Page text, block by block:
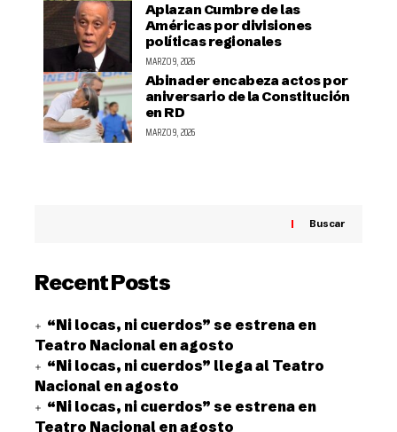
Aplazan Cumbre de las
Américas por divisiones
políticas regionales
MARZO 9, 2026
Abinader encabeza actos por
aniversario de la Constitución
en RD
MARZO 9, 2026
Buscar
Recent Posts
“Ni locas, ni cuerdos” se estrena en
Teatro Nacional en agosto
“Ni locas, ni cuerdos” llega al Teatro
Nacional en agosto
“Ni locas, ni cuerdos” se estrena en
Teatro Nacional en agosto